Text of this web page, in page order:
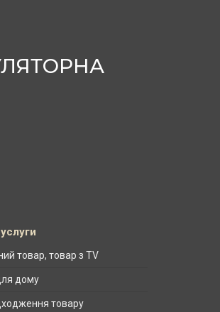
товар, товар з TV
дому
товару